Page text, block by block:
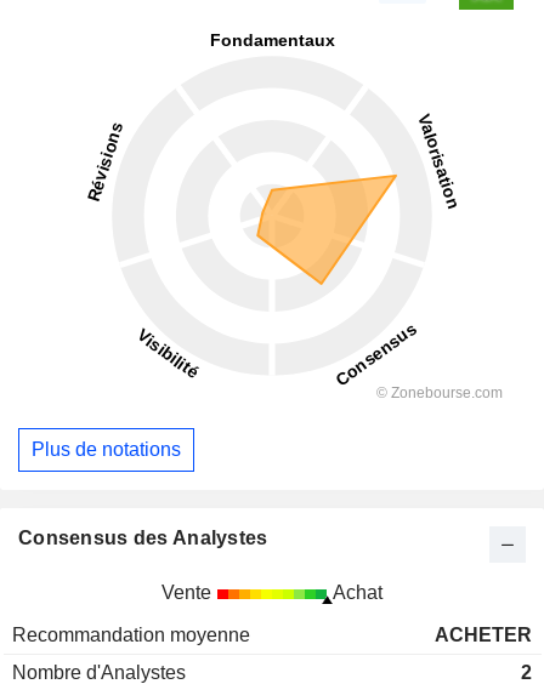
Plus de notations
Consensus des Analystes
Vente Achat
Recommandation moyenne
ACHETER
Nombre d'Analystes
2